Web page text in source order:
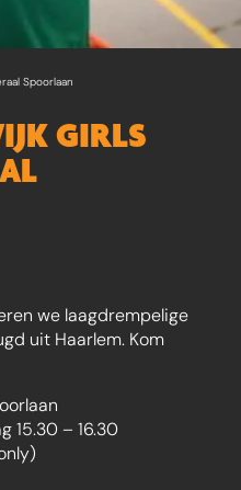
Spoorlaan
GIRLS
we laagdrempelige
uit Haarlem. Kom
15.30 – 16.30